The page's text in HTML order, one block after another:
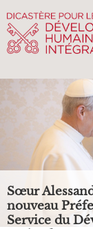
Sœur
nouveau
Service du